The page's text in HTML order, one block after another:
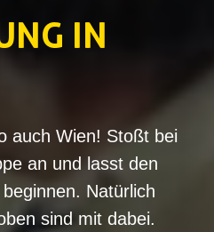
IN
auch Wien! Stoßt bei
an und lasst den
Natürlich
sind mit dabei.